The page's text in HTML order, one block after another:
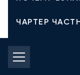
ЧАРТЕР
СТОИМОСТЬ
ЧАСТНЫЕ